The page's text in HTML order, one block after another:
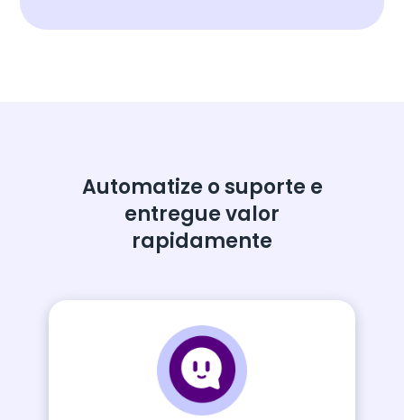
Automatize o suporte e
entregue valor
rapidamente